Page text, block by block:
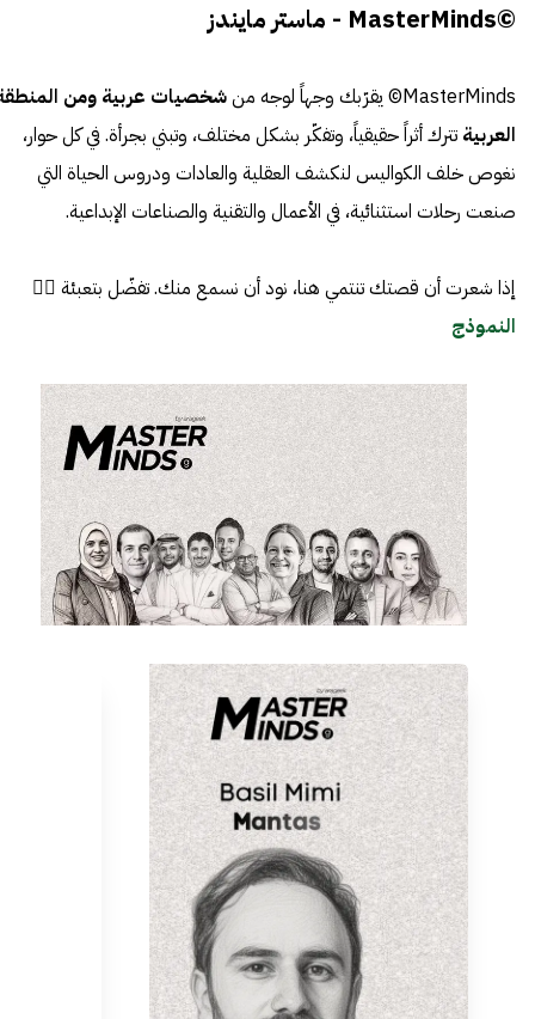
©MasterMinds - ماستر مايندز
MasterMinds© يقرّبك وجهاً لوجه من
شخصيات عربية ومن
العربية تترك أثراً حقيقياً، وتفكّر بشكل مختلف، وتبني بجرأة. في كل حوار،
نغوص خلف الكواليس لنكشف العقلية والعادات ودروس الحياة التي
صنعت رحلات استثنائية، في الأعمال والتقنية والصناعات الإبداعية.
إذا شعرت أن قصتك تنتمي هنا، نود أن نسمع منك. تفضّل بتعبئة 👈🏼
النموذج